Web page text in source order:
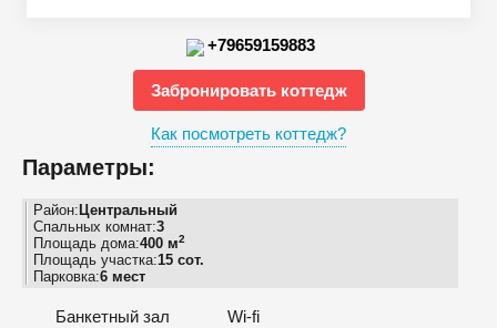
+79659159883
Забронировать коттедж
Как посмотреть коттедж?
Параметры:
Район: Центральный
Спальных комнат:3
Площадь дома:400 м2
Площадь участка:15 сот.
Парковка:6 мест
Банкетный зал
Wi-fi